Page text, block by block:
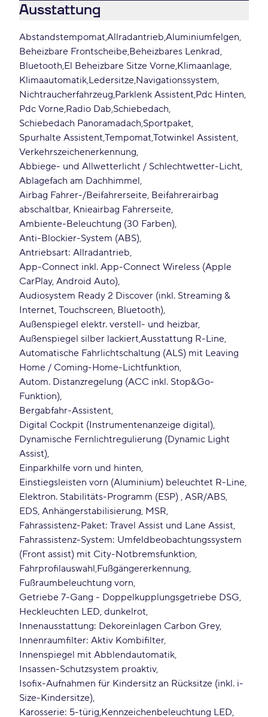
Ausstattung
AbstandstempomatAllradantrieb Aluminiumfelgen
Beheizbare Frontscheibe Beheizbares Lenkrad
Bluetooth El Beheizbare Sitze Vorne Klimaanlage
Klimaautomatik Ledersitze Navigationssystem
Nichtraucherfahrzeug Parklenk Assistent Pdc Hinten
Pdc Vorne Radio Dab Schiebedach
Schiebedach Panoramadach Sportpaket
Spurhalte AssistentTempomatTotwinkel Assistent
Verkehrszeichenerkennung
Abbiege- und Allwetterlicht / Schlechtwetter-Licht
Ablagefach am Dachhimmel
Airbag Fahrer-/Beifahrerseite, Beifahrerairbag
abschaltbar, Knieairbag Fahrerseite
Ambiente-Beleuchtung (30 Farben)
Anti-Blockier-System (ABS)
Antriebsart: Allradantrieb
App-Connect inkl. App-Connect Wireless (Apple
CarPlay, Android Auto)
Audiosystem Ready 2 Discover (inkl. Streaming &
Internet, Touchscreen, Bluetooth)
Außenspiegel elektr. verstell- und heizbar
Außenspiegel silber lackiertAusstattung R-Line
Automatische Fahrlichtschaltung (ALS) mit Leaving
Home / Coming-Home-Lichtfunktion
Autom. Distanzregelung (ACC inkl. Stop&Go-
Funktion)
Bergabfahr-Assistent
Digital Cockpit (Instrumentenanzeige digital)
Dynamische Fernlichtregulierung (Dynamic Light
Assist)
Einparkhilfe vorn und hinten
Einstiegsleisten vorn (Aluminium) beleuchtet R-Line
Elektron. Stabilitäts-Programm (ESP) , ASR/ABS,
EDS, Anhängerstabilisierung, MSR
Fahrassistenz-Paket: Travel Assist und Lane Assist
Fahrassistenz-System: Umfeldbeobachtungssystem
(Front assist) mit City-Notbremsfunktion
Fahrprofilauswahl Fußgängererkennung
Fußraumbeleuchtung vorn
Getriebe 7-Gang - Doppelkupplungsgetriebe DSG
Heckleuchten LED, dunkelrot
Innenausstattung: Dekoreinlagen Carbon Grey
Innenraumfilter: Aktiv Kombifilter
Innenspiegel mit Abblendautomatik
Insassen-Schutzsystem proaktiv
Isofix-Aufnahmen für Kindersitz an Rücksitze (inkl. i-
Size-Kindersitze)
Karosserie: 5-türig Kennzeichenbeleuchtung LED